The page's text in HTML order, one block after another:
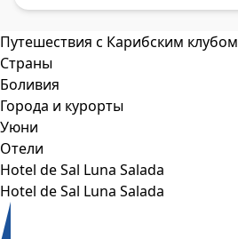
Путешествия с Карибским клубом
Страны
Боливия
Города и курорты
Уюни
Отели
Hotel de Sal Luna Salada
Hotel de Sal Luna Salada